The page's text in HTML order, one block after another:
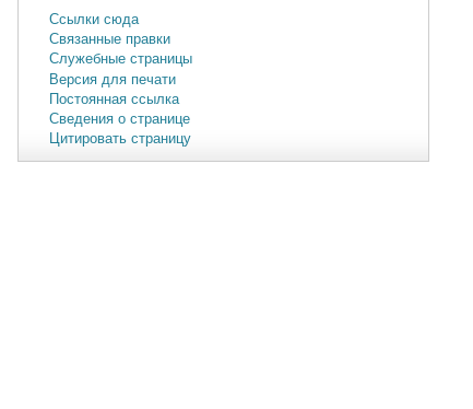
Ссылки сюда
Связанные правки
Служебные страницы
Версия для печати
Постоянная ссылка
Сведения о странице
Цитировать страницу